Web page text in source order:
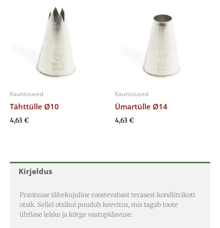
Kirjeldus
Prantsuse tähekujuline roostevabast terasest kondiitrikoti
otsik. Sellel otsikul puudub keevitus, mis tagab toote
ühtlase lekke ja kõrge vastupidavuse.
Kaunistused
Tähttülle Ø10
4,63 €
Kaunistused
Ümartülle Ø14
4,63 €